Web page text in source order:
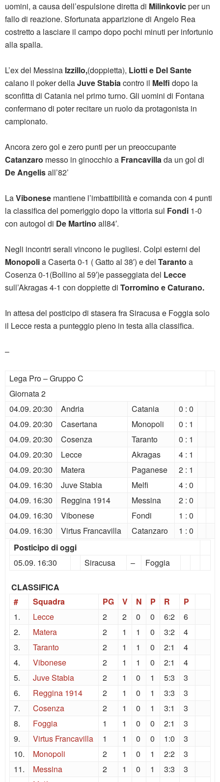
uomini, a causa dell’espulsione diretta di Milinkovicper un
fallo di reazione. Sfortunata apparizione di Angelo Rea
costretto a lasciare il campo dopo pochi minuti per infortunio
alla spalla.
L’ex del Messina Izzillo,(doppietta), Liotti e Del Sante
calano il poker dellaJuve Stabiacontro il Melfi dopo la
sconfitta di Catania nel primo turno. Gli uomini di Fontana
confermano di poter recitare un ruolo da protagonista in
campionato.
Ancora zero gol e zero punti per un preoccupante
Catanzaro messo in ginocchio a Francavillada un gol di
De Angelisall’82’
LaVibonese mantiene l’imbattibilità e comanda con 4 punti
la classifica del pomeriggio dopo la vittoria sul Fondi 1-0
con autogol di De Martino all84′.
Negli incontri serali vincono le pugliesi. Colpi esterni del
Monopolia Caserta 0-1 ( Gatto al 38′) e del Taranto a
Cosenza 0-1(Bollino al 59′)e passeggiata del Lecce
sull’Akragas 4-1 con doppiette di Torromino e Caturano.
In attesa del posticipo di stasera fra Siracusa e Foggia solo
il Lecce resta a punteggio pieno in testa alla classifica.
–
Lega Pro – Gruppo C
Giornata 2
04.09. 20:30
Andria Catania
0 : 0
04.09. 20:30
Casertana Monopoli
0 : 1
04.09. 20:30
Cosenza Taranto
0 : 1
04.09. 20:30
Lecce Akragas
4 : 1
04.09. 20:30
Matera Paganese
2 : 1
04.09. 16:30
Juve Stabia Melfi
4 : 0
04.09. 16:30
Reggina 1914 Messina
2 : 0
04.09. 16:30
Vibonese Fondi
1 : 0
04.09. 16:30
Virtus Francavilla Catanzaro
1 : 0
Posticipo di oggi
05.09. 16:30
Siracusa – Foggia
CLASSIFICA
#
Squadra PG V N P R
P
1.
Lecce 2 2 0 0 6:2
6
2.
Matera 2 1 1 0 3:2
4
3.
Taranto 2 1 1 0 2:1
4
4.
Vibonese 2 1 1 0 2:1
4
5.
Juve Stabia 2 1 0 1 5:3
3
6.
Reggina 1914 2 1 0 1 3:3
3
7.
Cosenza 2 1 0 1 3:1
3
8.
Foggia 1 1 0 0 2:1
3
9.
Virtus Francavilla 1 1 0 0 1:0
3
10.
Monopoli 2 1 0 1 2:2
3
11.
Messina 2 1 0 1 3:3
3